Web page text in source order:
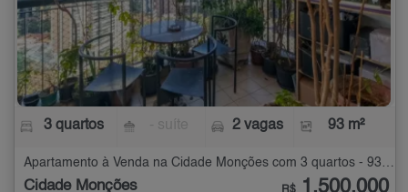
3 quartos 2 vagas 93 m²
Apartamento à Venda na Cidade Monções com 3 quartos - 93 m²
Cidade Monções 1.500.000